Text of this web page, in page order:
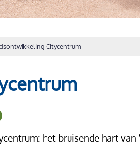
Citycentrum
het bruisende hart